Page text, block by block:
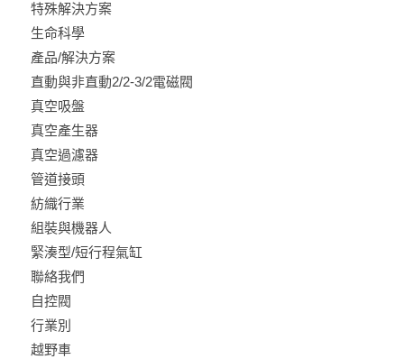
特殊解決方案
生命科學
產品/解決方案
直動與非直動2/2-3/2電磁閥
真空吸盤
真空產生器
真空過濾器
管道接頭
紡織行業
組裝與機器人
緊湊型/短行程氣缸
聯絡我們
自控閥
行業別
越野車